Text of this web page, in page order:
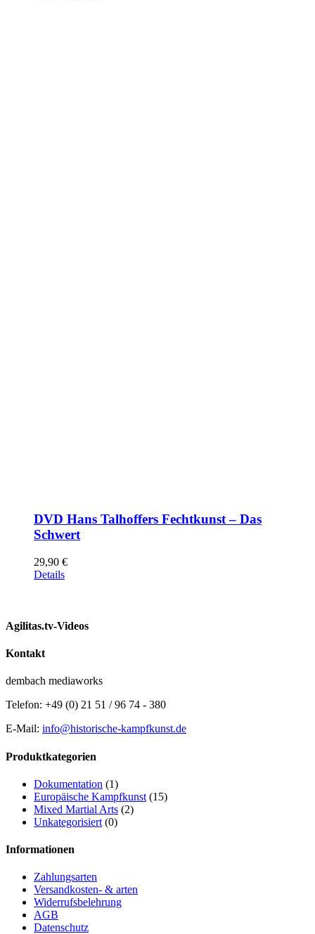
DVD Hans Talhoffers Fechtkunst – Das
Schwert
29,90 €
Details
Agilitas.tv-Videos
Kontakt
dembach mediaworks
Telefon: +49 (0) 21 51 / 96 74 - 380
E-Mail: info@historische-kampfkunst.de
Produktkategorien
Dokumentation (1)
Europäische Kampfkunst (15)
Mixed Martial Arts (2)
Unkategorisiert (0)
Informationen
Zahlungsarten
Versandkosten- & arten
Widerrufsbelehrung
AGB
Datenschutz